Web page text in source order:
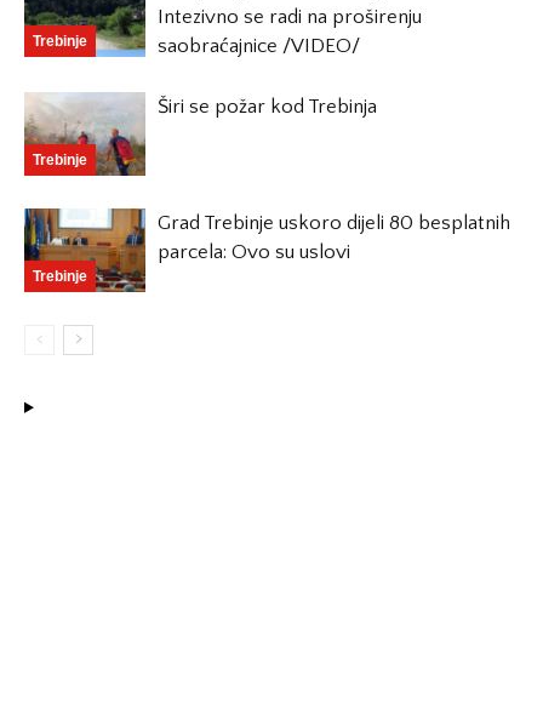
Trebinje
Intezivno se radi na proširenju
saobraćajnice /VIDEO/
Trebinje
Širi se požar kod Trebinja
Trebinje
Grad Trebinje uskoro dijeli 80 besplatnih
parcela: Ovo su uslovi